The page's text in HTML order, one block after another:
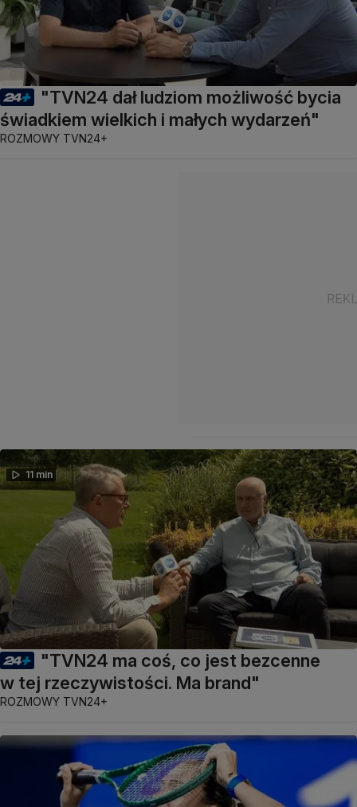
"TVN24 dał ludziom możliwość bycia
świadkiem wielkich i małych wydarzeń"
ROZMOWY TVN24+
11 min
"TVN24 ma coś, co jest bezcenne
w tej rzeczywistości. Ma brand"
ROZMOWY TVN24+